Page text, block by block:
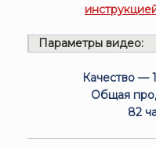
Параметры видео:
Качество —
Общая
82